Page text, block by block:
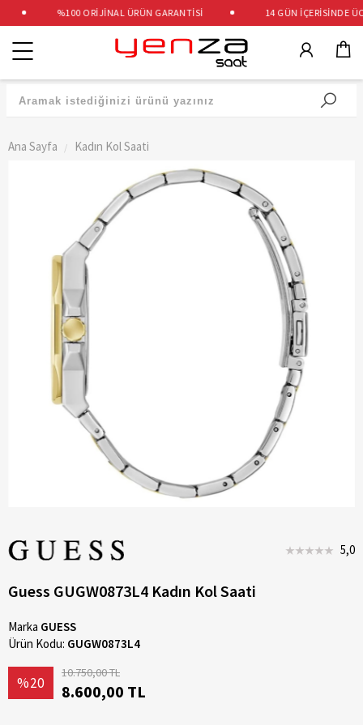
%100 ORİJİNAL ÜRÜN GARANTİSİ 14 GÜN İÇERİSİNDE
Kategoriler
Ana Sayfa Kadın Kol Saati
5,0
Guess GUGW0873L4 Kadın Kol Saati
Marka GUESS
Ürün Kodu: GUGW0873L4
%20
10.750,00 TL
8.600,00 TL